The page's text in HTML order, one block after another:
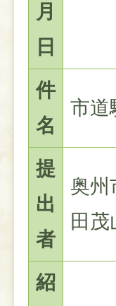
月
日
件
名
市道
提
出
者
奥州
田
紹